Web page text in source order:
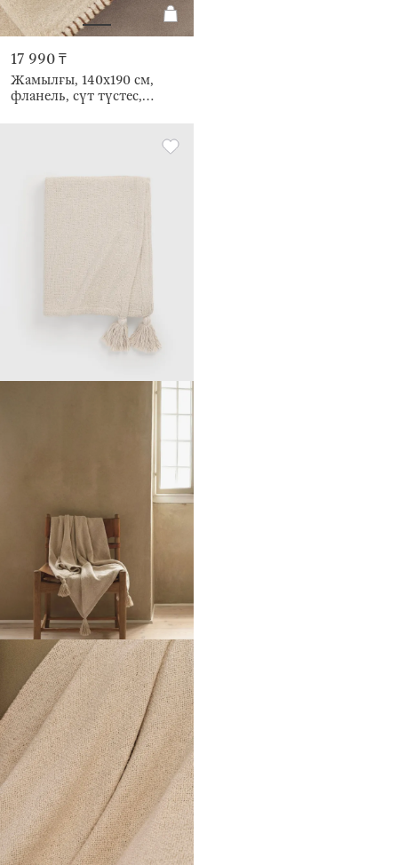
17 990 ₸
Жамылғы, 140х190 см,
фланель, сүт түстес,